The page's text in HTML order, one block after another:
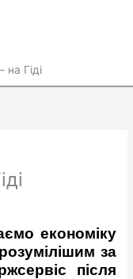
Гіді
економіку
за
після